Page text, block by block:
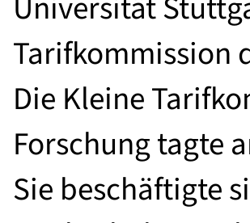
Tarifkommission
Die Kleine
Forschung tagte
Sie beschäftigte